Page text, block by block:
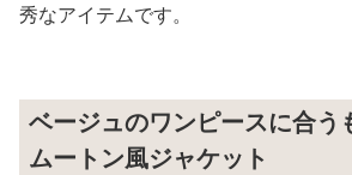
秀なアイテムです。
ベージュのワンピースに合う
ムートン風ジャケット